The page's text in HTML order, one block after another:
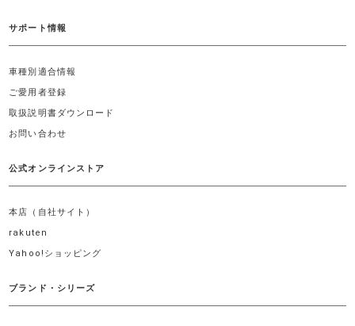
サポート情報
車種別適合情報
ご愛用者登録
取扱説明書ダウンロード
お問い合わせ
公式オンラインストア
本店（自社サイト）
rakuten
Yahoo!ショッピング
ブランド・シリーズ